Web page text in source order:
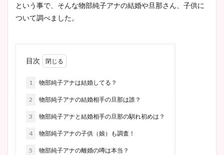
という事で、そんな物部純子アナの結婚や旦那さん、子供に
ついて調べました。
目次
1 物部純子アナは結婚してる？
2 物部純子アナの結婚相手の旦那は誰？
3 物部純子アナと結婚相手の旦那の馴れ初めは？
4 物部純子アナの子供（娘）も調査！
5 物部純子アナの離婚の噂は本当？